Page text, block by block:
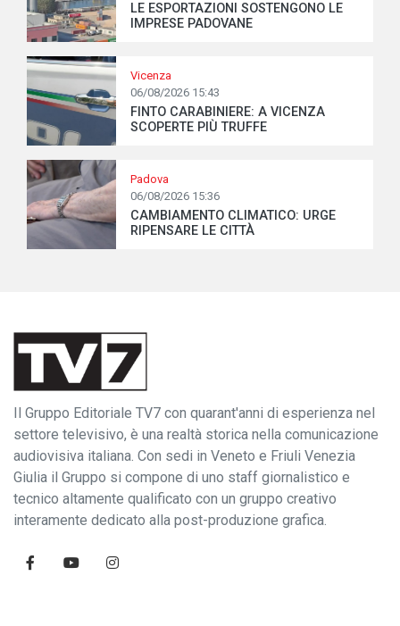
LE ESPORTAZIONI SOSTENGONO LE
IMPRESE PADOVANE
Vicenza
06/08/2026 15:43
FINTO CARABINIERE: A VICENZA
SCOPERTE PIÙ TRUFFE
Padova
06/08/2026 15:36
CAMBIAMENTO CLIMATICO: URGE
RIPENSARE LE CITTÀ
Il Gruppo Editoriale TV7 con quarant'anni di esperienza nel
settore televisivo, è una realtà storica nella comunicazione
audiovisiva italiana. Con sedi in Veneto e Friuli Venezia
Giulia il Gruppo si compone di uno staff giornalistico e
tecnico altamente qualificato con un gruppo creativo
interamente dedicato alla post-produzione grafica.